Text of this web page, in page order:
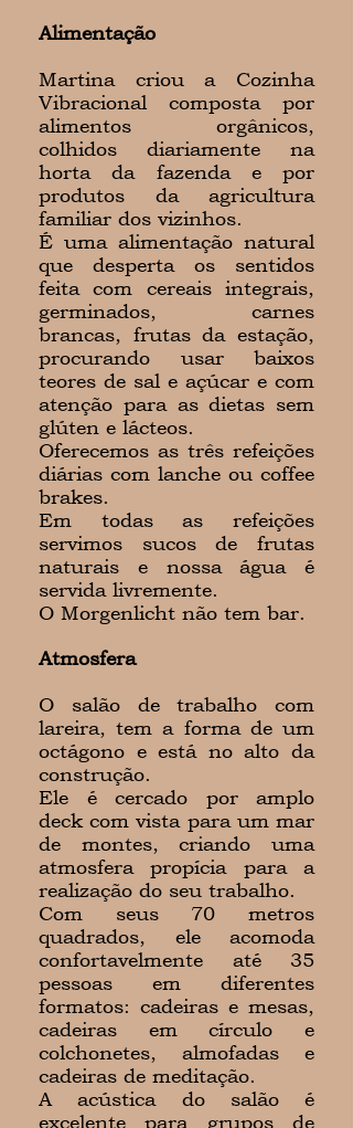
Alimentação
Martina criou a Cozinha
Vibracional composta por
alimentos orgânicos,
colhidos diariamente na
horta da fazenda e por
produtos da agricultura
familiar dos vizinhos.
É uma alimentação natural
que desperta os sentidos
feita com cereais integrais,
germinados, carnes
brancas, frutas da estação,
procurando usar baixos
teores de sal e açúcar e com
atenção para as dietas sem
glúten e lácteos.
Oferecemos as três refeições
diárias com lanche ou coffee
brakes.
Em todas as refeições
servimos sucos de frutas
naturais e nossa água é
servida livremente.
O Morgenlicht não tem bar.
Atmosfera
O salão de trabalho com
lareira, tem a forma de um
octágono e está no alto da
construção.
Ele é cercado por amplo
deck com vista para um mar
de montes, criando uma
atmosfera propícia para a
realização do seu trabalho.
Com seus 70 metros
quadrados, ele acomoda
confortavelmente até 35
pessoas em diferentes
formatos: cadeiras e mesas,
cadeiras em círculo e
colchonetes, almofadas e
cadeiras de meditação.
A acústica do salão é
excelente para grupos de